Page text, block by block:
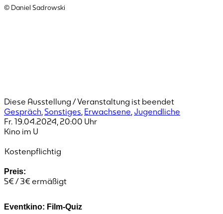
© Daniel Sadrowski
Diese Ausstellung / Veranstaltung ist beendet
Gespräch Sonstiges Erwachsene Jugendliche
Fr. 19.04.2024 20:00 Uhr
Kino im U
Kostenpflichtig
Preis:
5€ / 3€ ermäßigt
Eventkino: Film-Quiz